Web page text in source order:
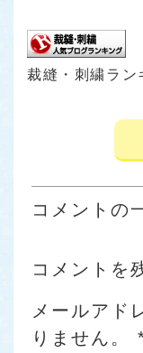
裁縫・刺繍ラン
コメントの
コメントを
メールアド
りません。